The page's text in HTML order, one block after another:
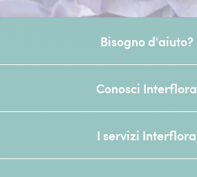
Bisogno d'aiuto?
Conosci Interflora
I servizi Interflora